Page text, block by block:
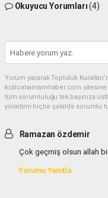
Okuyucu Yorumları(4)
Yorum yazarak Topluluk
kizilcahamamhaber.com sitesine
tüm sorumluluğu tek başınıza
yönetimi hiçbir şekilde sorumlu
Ramazan özdemir
Çok geçmiş olsun allah
Yorumu Yanıtla